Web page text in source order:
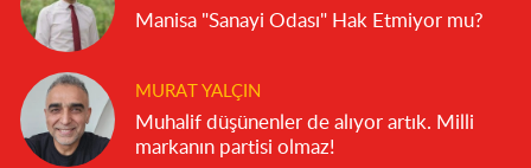
Manisa "Sanayi Odası" Hak Etmiyor mu?
MURAT YALÇIN
Muhalif düşünenler de alıyor artık. Milli
markanın partisi olmaz!